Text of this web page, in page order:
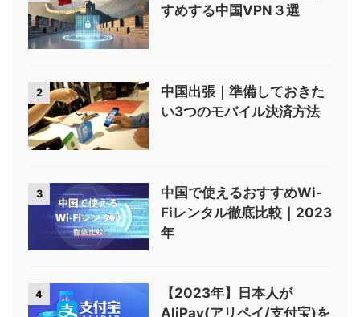
すめする中国VPN３選
2
中国出張｜準備しておきた
い3つのモバイル決済方法
3
中国で使えるおすすめWi-
Fiレンタル徹底比較｜2023
年
4
【2023年】日本人が
AliPay(アリペイ/支付宝)を